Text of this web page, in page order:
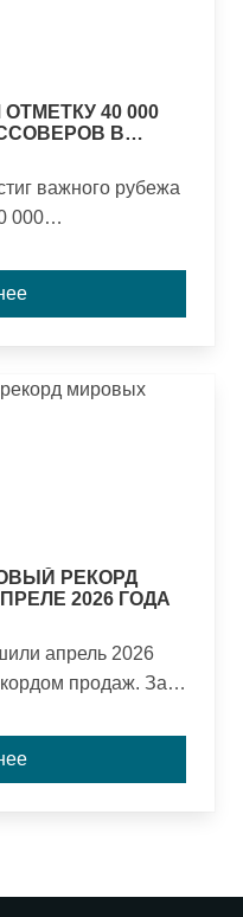
40 000
В
важного рубежа
000
быстро стала
благодаря
РЕКОРД
2026 ГОДА
апрель 2026
продаж. За
продаж с момента
000 единиц.